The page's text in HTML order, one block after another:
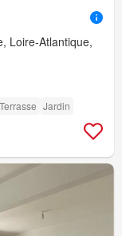
Loire-Atlantique,
Terrasse Jardin